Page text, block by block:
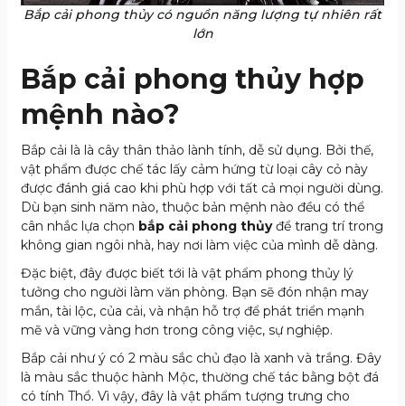
Bắp cải phong thủy có nguồn năng lượng tự nhiên rất
lớn
Bắp cải phong thủy hợp
mệnh nào?
Bắp cải là là cây thân thảo lành tính, dễ sử dụng. Bởi thế,
vật phẩm được chế tác lấy cảm hứng từ loại cây cỏ này
được đánh giá cao khi phù hợp với tất cả mọi người dùng.
Dù bạn sinh năm nào, thuộc bản mệnh nào đều có thể
cân nhắc lựa chọn bắp cải phong thủyđể trang trí trong
không gian ngôi nhà, hay nơi làm việc của mình dễ dàng.
Đặc biệt, đây được biết tới là vật phẩm phong thủy lý
tưởng cho người làm văn phòng. Bạn sẽ đón nhận may
mắn, tài lộc, của cải, và nhận hỗ trợ để phát triển mạnh
mẽ và vững vàng hơn trong công việc, sự nghiệp.
Bắp cải như ý có 2 màu sắc chủ đạo là xanh và trắng. Đây
là màu sắc thuộc hành Mộc, thường chế tác bằng bột đá
có tính Thổ. Vì vậy, đây là vật phẩm tượng trưng cho